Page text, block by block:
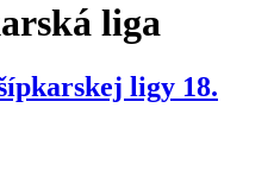
liga
ligy 18.